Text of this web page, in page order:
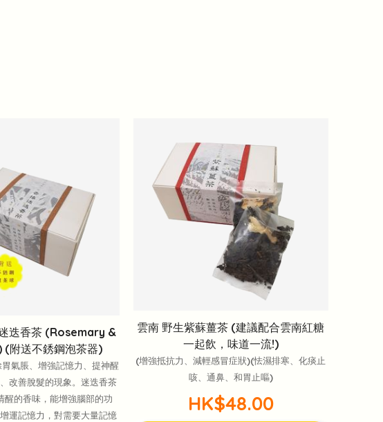
迭香茶 (Rosemary &
附送不銹鋼泡茶器)
氣脹、增強記憶力、提神醒
改善脫髮的現象。迷迭香茶
醒的香味，能增強腦部的功
運記憶力，對需要大量記憶
雲南 野生紫蘇薑茶 (建議配合雲南紅糖
一起飲，味道一流!)
(增強抵抗力、減輕感冒症狀)(怯濕排寒、化痰止
咳、通鼻、和胃止嘔)
HK$48.00